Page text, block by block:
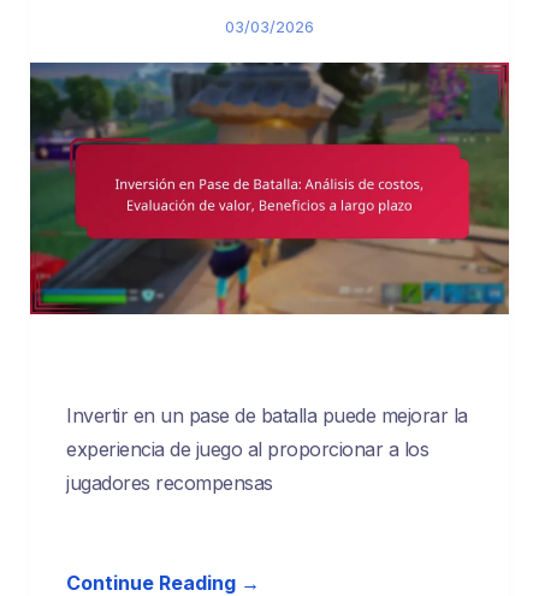
03/03/2026
Invertir en un pase de batalla puede mejorar la
experiencia de juego al proporcionar a los
jugadores recompensas
Continue Reading →